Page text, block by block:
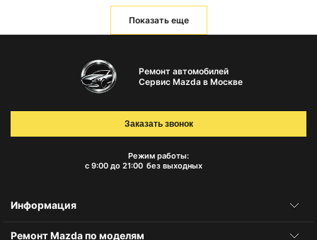
Показать еще
Ремонт автомобилей
Сервис Mazda в Москве
Режим работы:
с 9:00 до 21:00 без выходных
Заказать звонок
Информация
Ремонт Mazda по моделям